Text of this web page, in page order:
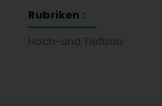
Rubriken :
Hoch-und Tiefbau